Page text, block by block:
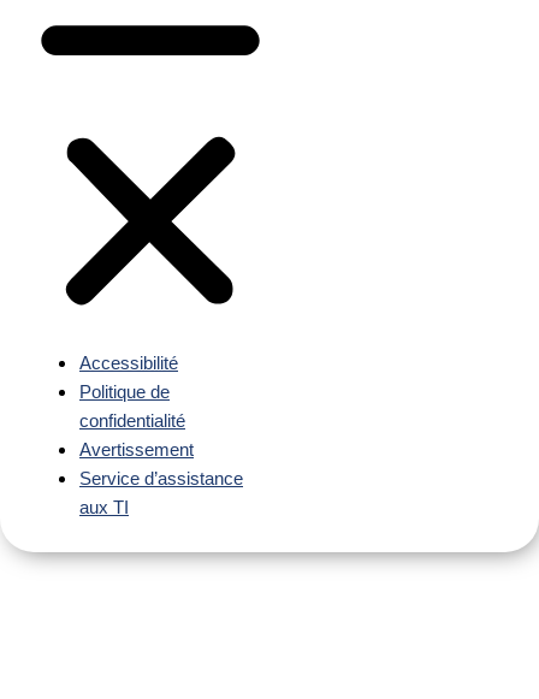
Accessibilité
Politique de
confidentialité
Avertissement
Service d’assistance
aux TI